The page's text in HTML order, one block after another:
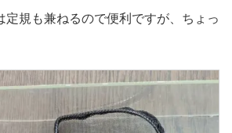
定規も兼ねるので便利ですが、ちょっ